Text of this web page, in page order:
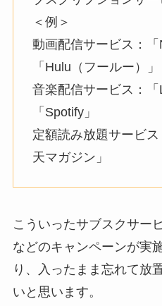
＜例＞
動画配信サービス：
「Hulu（フールー）」
音楽配信サービス：「
「Spotify」
定額読み放題サービ
天マガジン」
こういったサブスクサー
などのキャンペーンが実
り、入ったまま忘れて放
いと思います。